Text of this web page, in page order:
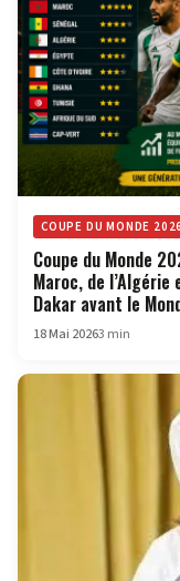
COUPE DU MONDE 2026
Coupe du Monde
Maroc, de
Dakar avant le
18 Mai 20263 min